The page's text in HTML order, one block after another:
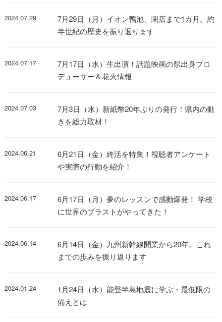
2024.07.29
7月29日（月）イオン鴨池、閉店まで1カ月。約
半世紀の歴史を振り返ります
2024.07.17
7月17日（水）生出演！話題映画の県出身プロ
デューサー＆花火情報
2024.07.03
7月3日（水）新紙幣20年ぶりの発行！県内の動
きを総力取材！
2024.06.21
6月21日（金）終活を特集！視聴者アンケート
や実際の行動を紹介！
2024.06.17
6月17日（月）夢のレッスンで感動爆発！ 学校
に世界のブラストがやってきた！
2024.06.14
6月14日（金）九州新幹線開業から20年。これ
までの歩みを振り返ります
2024.01.24
1月24日（水）能登半島地震に学ぶ・最低限の
備えとは